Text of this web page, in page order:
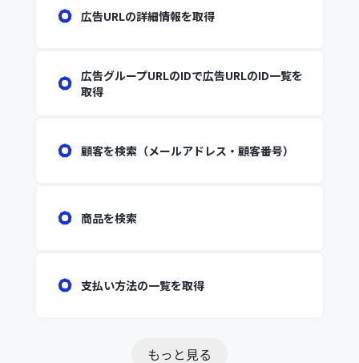
広告URLの詳細情報を取得
広告グループURLのIDで広告URLのID一覧を
取得
顧客を検索（メールアドレス・顧客番号）
商品を検索
支払い方法の一覧を取得
もっと見る